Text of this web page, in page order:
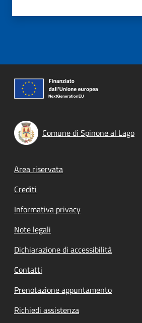
Comune di Spinone al Lago
Footer menu
Area riservata
Crediti
Informativa privacy
Note legali
Dichiarazione di accessibilità
Contatti
Prenotazione appuntamento
Richiedi assistenza